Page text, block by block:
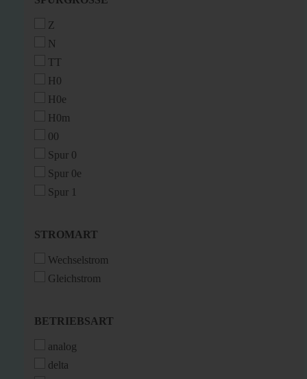
Z
N
TT
H0
H0e
H0m
00
Spur 0
Spur 0e
Spur 1
STROMART
STROMART
Wechselstrom
Gleichstrom
BETRIEBSART
BETRIEBSART
analog
delta